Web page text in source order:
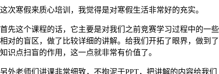
这次寒假来质心培训，我觉得是对寒假生活非常好的充实。
首先这个课程的话，它主要是对我们之前竞赛学习过程中的一些
相对的盲区，做了比较详细的讲解。给我们开拓了眼界，做到了
知识点扫盲的作用，这一点就非常有价值了。
另外老师们讲课非常细致，不拘泥于PPT，把讲解的内容给我们